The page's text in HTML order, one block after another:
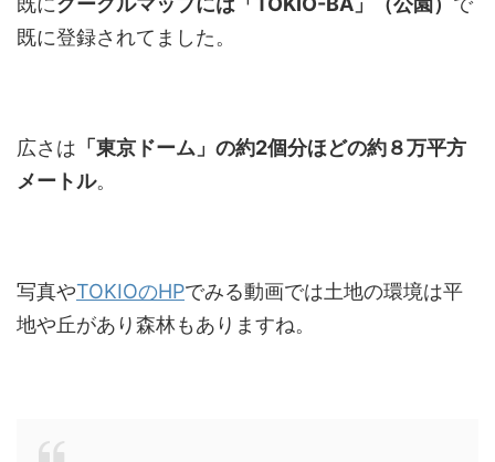
既に登録されてました。
広さは 「東京ドーム」の約2個分ほどの約８万平方
メートル。
写真やTOKIOのHPでみる動画では土地の環境は平
地や丘があり森林もありますね。